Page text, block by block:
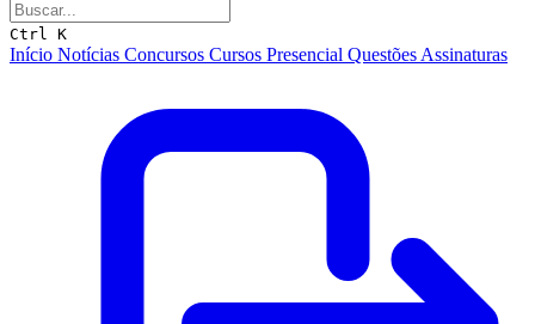
Ctrl K
Início Notícias Concursos Cursos Presencial Questões Assinaturas